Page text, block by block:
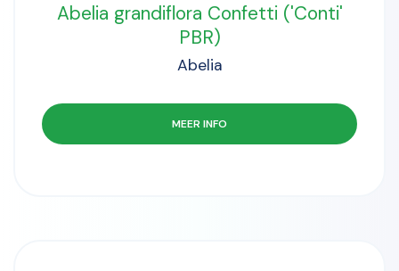
Abelia grandiflora Confetti ('Conti'
PBR)
Abelia
MEER INFO